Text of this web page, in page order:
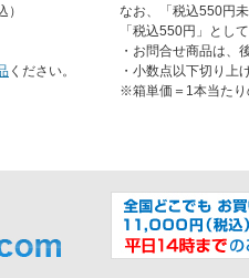
ください。
なお、「税込550円
「税込550円」とし
・お問合せ商品は、
・小数点以下切り上
※箱単価＝1本当たり